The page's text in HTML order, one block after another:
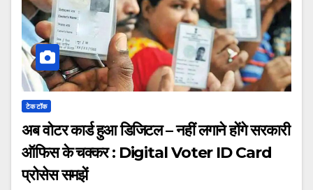
टेक टॉक
अब वोटर कार्ड हुआ डिजिटल – नहीं लगाने होंगे सरकारी
ऑफिस के चक्कर : Digital Voter ID Card
प्रोसेस समझें